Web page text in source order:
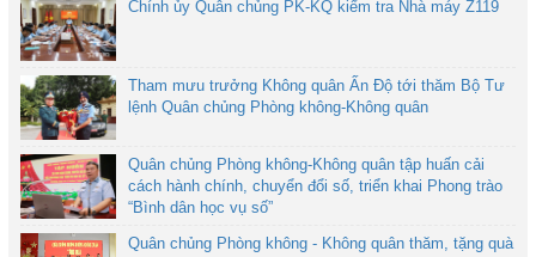
Chính ủy Quân chủng PK-KQ kiểm tra Nhà máy Z119
Tham mưu trưởng Không quân Ấn Độ tới thăm Bộ Tư
lệnh Quân chủng Phòng không-Không quân
Quân chủng Phòng không-Không quân tập huấn cải
cách hành chính, chuyển đổi số, triển khai Phong trào
“Bình dân học vụ số”
Quân chủng Phòng không - Không quân thăm, tặng quà